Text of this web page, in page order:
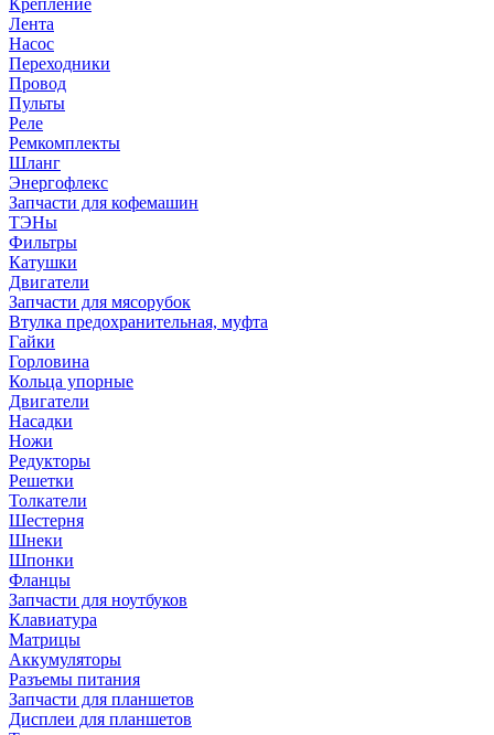
Крепление
Лента
Насос
Переходники
Провод
Пульты
Реле
Ремкомплекты
Шланг
Энергофлекс
Запчасти для кофемашин
ТЭНы
Фильтры
Катушки
Двигатели
Запчасти для мясорубок
Втулка предохранительная, муфта
Гайки
Горловина
Кольца упорные
Двигатели
Насадки
Ножи
Редукторы
Решетки
Толкатели
Шестерня
Шнеки
Шпонки
Фланцы
Запчасти для ноутбуков
Клавиатура
Матрицы
Аккумуляторы
Разъемы питания
Запчасти для планшетов
Дисплеи для планшетов